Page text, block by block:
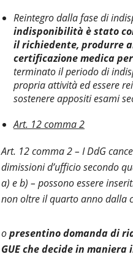
Reintegro dalla fase di
indisponibilità è stato
il richiedente, produrre
certificazione medica
terminato il periodo di
propria attività ed essere
sostenere appositi esami
Art. 12 comma 2
Art. 12 comma 2 – I DdG
dimissioni d’ufficio secondo
a) e b) – possono essere
non oltre il quarto anno dalla
opresentino domanda di
GUE che decide in